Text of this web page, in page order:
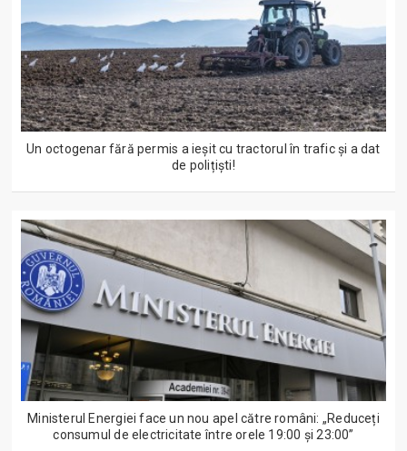
Un octogenar fără permis a ieșit cu tractorul în trafic și a dat
de polițiști!
Ministerul Energiei face un nou apel către români: „Reduceți
consumul de electricitate între orele 19:00 și 23:00”